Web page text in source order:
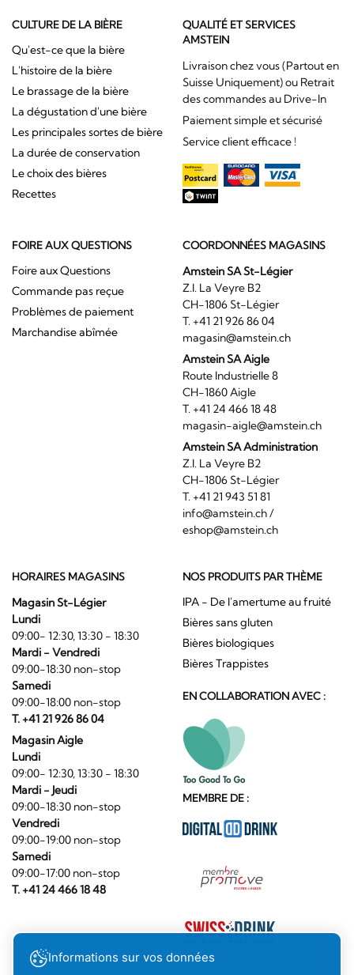
CULTURE DE LA BIÈRE
Qu'est-ce que la bière
L'histoire de la bière
Le brassage de la bière
La dégustation d'une bière
Les principales sortes de bière
La durée de conservation
Le choix des bières
Recettes
QUALITÉ ET SERVICES
AMSTEIN
Livraison chez vous (Partout en
Suisse Uniquement) ou Retrait
des commandes au Drive-In
Paiement simple et sécurisé
Service client efficace !
FOIRE AUX QUESTIONS
Foire aux Questions
Commande pas reçue
Problèmes de paiement
Marchandise abîmée
COORDONNÉES MAGASINS
Amstein SA St-Légier
Z.I. La Veyre B2
CH-1806 St-Légier
T. +41 21 926 86 04
magasin@amstein.ch
Amstein SA Aigle
Route Industrielle 8
CH-1860 Aigle
T. +41 24 466 18 48
magasin-aigle@amstein.ch
Amstein SA Administration
Z.I. La Veyre B2
CH-1806 St-Légier
T. +41 21 943 51 81
info@amstein.ch/
eshop@amstein.ch
HORAIRES MAGASINS
Magasin St-Légier
Lundi
09:00- 12:30, 13:30 - 18:30
Mardi - Vendredi
09:00-18:30 non-stop
Samedi
09:00-18:00 non-stop
T. +41 21 926 86 04
Magasin Aigle
Lundi
09:00- 12:30, 13:30 - 18:30
Mardi - Jeudi
09:00-18:30 non-stop
Vendredi
09:00-19:00 non-stop
Samedi
09:00-17:00 non-stop
T. +41 24 466 18 48
NOS PRODUITS PAR THÈME
IPA - De l'amertume au fruité
Bières sans gluten
Bières biologiques
Bières Trappistes
EN COLLABORATION AVEC :
MEMBRE DE :
Informations sur vos données